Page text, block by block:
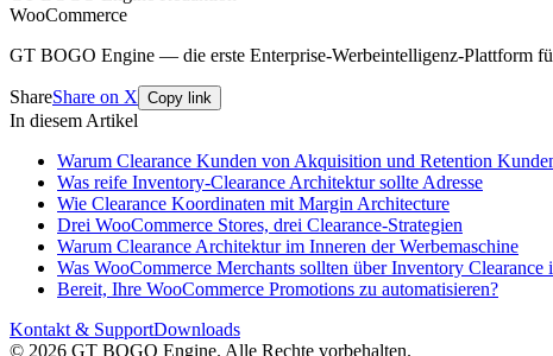
WooCommerce
GT BOGO Engine — die erste Enterprise-Werbeintelligenz-Plattform
ShareShare on X Copy link
In diesem Artikel
Warum Clearance Kunden von Akquisition und Retention
Was reife Inventory-Clearance Architektur sollte Adresse
Wie Clearance Koordinaten mit Margin Architecture
Drei WooCommerce Stores, drei Clearance-Strategien
Warum Clearance Architektur im Inneren der Werbemaschine
Was WooCommerce Merchants sollten über Inventory Clearance
Bereit, Ihre WooCommerce Promotions zu automatisieren?
Kontakt & SupportDownloads
© 2026 GT BOGO Engine. Alle Rechte vorbehalten.